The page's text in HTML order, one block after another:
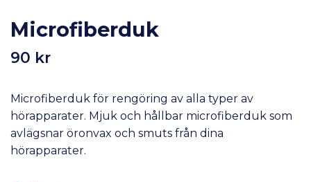
Microfiberduk
90 kr
Microfiberduk för rengöring av alla typer av
hörapparater. Mjuk och hållbar microfiberduk som
avlägsnar öronvax och smuts från dina
hörapparater.